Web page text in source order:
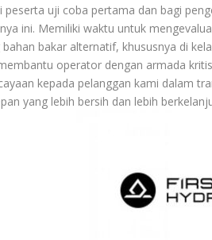
peserta uji coba pertama dan bagi
ini. Memiliki waktu untuk
bakar alternatif, khususnya di
operator dengan armada
kepada pelanggan kami dalam
yang lebih bersih dan lebih